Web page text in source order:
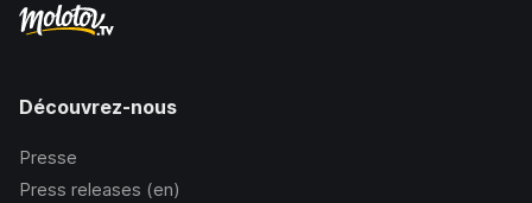
Découvrez-nous
Presse
Press releases (en)